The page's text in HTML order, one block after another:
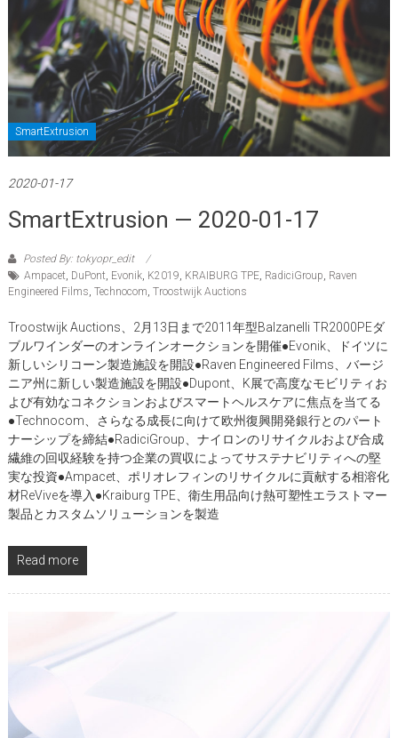
SmartExtrusion
2020-01-17
SmartExtrusion — 2020-01-17
Posted By: tokyopr_edit
Ampacet DuPont Evonik, K2019 KRAIBURG TPE, RadiciGroup Raven
Engineered Films Technocom Troostwijk Auctions
Troostwijk Auctions、2月13日まで2011年型Balzanelli TR2000PEダ
ブルワインダーのオンラインオークションを開催●Evonik、ドイツに
新しいシリコーン製造施設を開設●Raven Engineered Films、バージ
ニア州に新しい製造施設を開設●Dupont、K展で高度なモビリティお
よび有効なコネクションおよびスマートヘルスケアに焦点を当てる
●Technocom、さらなる成長に向けて欧州復興開発銀行とのパート
ナーシップを締結●RadiciGroup、ナイロンのリサイクルおよび合成
繊維の回収経験を持つ企業の買収によってサステナビリティへの堅
実な投資●Ampacet、ポリオレフィンのリサイクルに貢献する相溶化
材ReViveを導入●Kraiburg TPE、衛生用品向け熱可塑性エラストマー
製品とカスタムソリューションを製造
Read more